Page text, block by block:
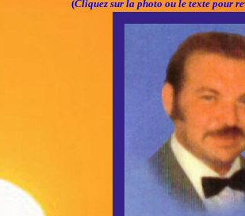
(Cliquez sur la photo ou le texte pour